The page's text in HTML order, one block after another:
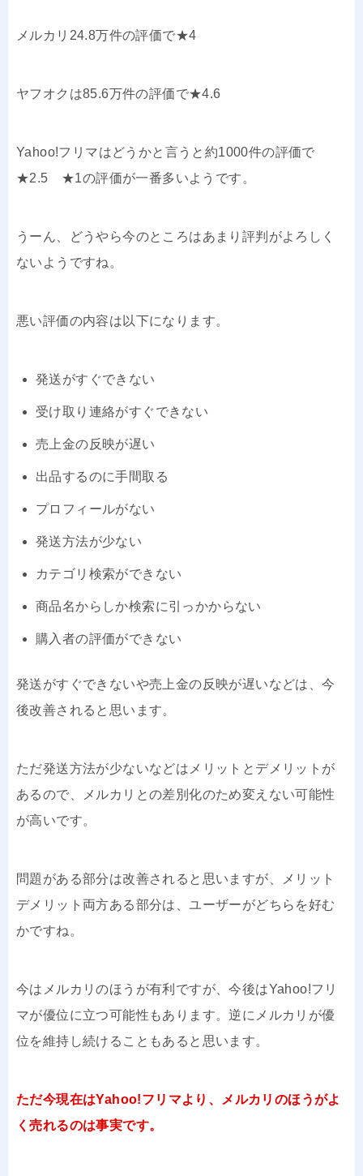
メルカリ24.8万件の評価で★4
ヤフオクは85.6万件の評価で★4.6
Yahoo!フリマはどうかと言うと約1000件の評価で
★2.5 ★1の評価が一番多いようです。
うーん、どうやら今のところはあまり評判がよろしく
ないようですね。
悪い評価の内容は以下になります。
発送がすぐできない
受け取り連絡がすぐできない
売上金の反映が遅い
出品するのに手間取る
プロフィールがない
発送方法が少ない
カテゴリ検索ができない
商品名からしか検索に引っかからない
購入者の評価ができない
発送がすぐできないや売上金の反映が遅いなどは、今
後改善されると思います。
ただ発送方法が少ないなどはメリットとデメリットが
あるので、メルカリとの差別化のため変えない可能性
が高いです。
問題がある部分は改善されると思いますが、メリット
デメリット両方ある部分は、ユーザーがどちらを好む
かですね。
今はメルカリのほうが有利ですが、今後はYahoo!フリ
マが優位に立つ可能性もあります。逆にメルカリが優
位を維持し続けることもあると思います。
ただ今現在はYahoo!フリマより、メルカリのほうがよ
く売れるのは事実です。